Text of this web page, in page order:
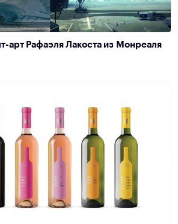
арт Рафаэля Лакоста из Монреаля